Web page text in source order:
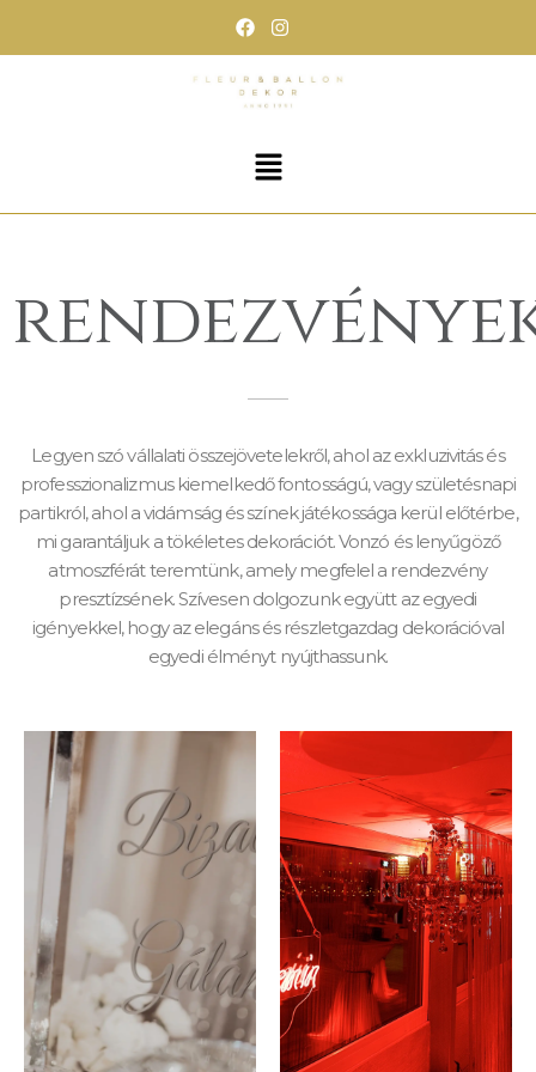
Legyen szó vállalati összejövetelekről, ahol az exkluzivitás és
professzionalizmus kiemelkedő fontosságú, vagy születésnapi
partikról, ahol a vidámság és színek játékossága kerül előtérbe,
mi garantáljuk a tökéletes dekorációt. Vonzó és lenyűgöző
atmoszférát teremtünk, amely megfelel a rendezvény
presztízsének. Szívesen dolgozunk együtt az egyedi
igényekkel, hogy az elegáns és részletgazdag dekorációval
egyedi élményt nyújthassunk.